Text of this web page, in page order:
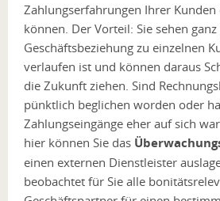
Zahlungserfahrungen Ihrer
können. Der Vorteil: Sie sehen
Geschäftsbeziehung zu einzelnen
verlaufen ist und können daraus
die Zukunft ziehen. Sind
pünktlich beglichen worden oder
Zahlungseingänge eher auf sich
hier können Sie das
einen externen Dienstleister
beobachtet für Sie alle